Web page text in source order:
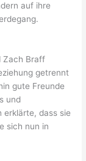
auf ihre
Zach Braff
getrennt
gute Freunde
und
erklärte, dass sie
sich nun in